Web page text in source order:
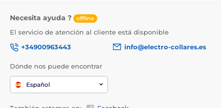
Necesita ayuda ? offline
El servicio de atención al cliente está disponible
+34900963443
info@electro-collares.es
Dónde nos puede encontrar
Español